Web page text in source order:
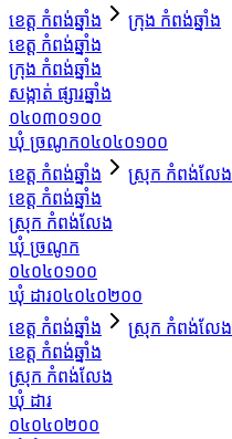
ខេត្ត កំពង់ឆ្នាំង
ក្រុង កំពង់ឆ្នាំង
ខេត្ត កំពង់ឆ្នាំង
ក្រុង កំពង់ឆ្នាំង
សង្កាត់ ផ្សារឆ្នាំង
០៤០៣០១០០
ឃុំ ច្រណូក០៤០៤០១០០
ខេត្ត កំពង់ឆ្នាំង
ស្រុក កំពង់លែង
ខេត្ត កំពង់ឆ្នាំង
ស្រុក កំពង់លែង
ឃុំ ច្រណូក
០៤០៤០១០០
ឃុំ ដារ០៤០៤០២០០
ខេត្ត កំពង់ឆ្នាំង
ស្រុក កំពង់លែង
ខេត្ត កំពង់ឆ្នាំង
ស្រុក កំពង់លែង
ឃុំ ដារ
០៤០៤០២០០